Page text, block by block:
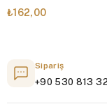
₺162,00
Sipariş
+90 530 813